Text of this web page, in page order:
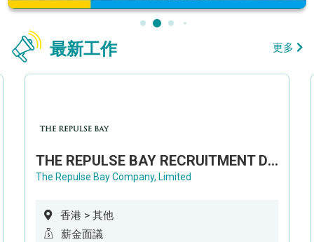
最新工作 更多
THE REPULSE BAY RECRUITMENT DAY 淺水灣影灣園人才招聘會
The Repulse Bay Company, Limited
香港 > 其他
薪金面議